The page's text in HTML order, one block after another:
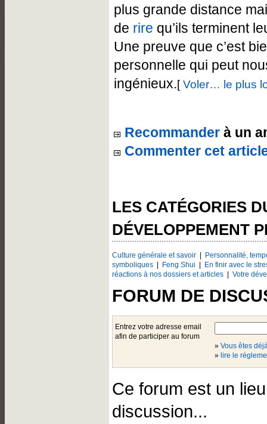
plus grande distance
de rire qu’ils terminent
Une preuve que c’est
personnelle qui peut
ingénieux.[Voler… le plus
Recommander à un
Commenter cet
LES CATÉGORIES
DÉVELOPPEMENT
Culture générale et savoir
Personnalité,
symboliques
Feng Shui
En finir avec le
réactions à nos dossiers et articles
Votre
FORUM DE
Entrez votre adresse email
afin de participer au forum
» Vous êtes
» lire le
Ce forum est un
discussion...